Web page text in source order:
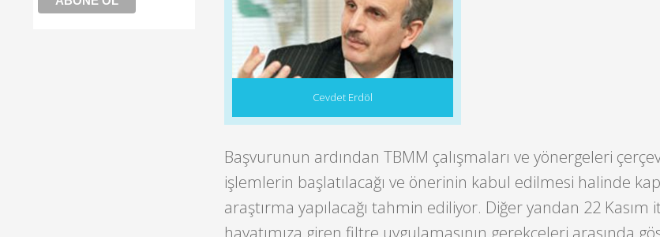
Cevdet Erdöl
Başvurunun ardından TBMM çalışmaları ve yönergeleri
işlemlerin başlatılacağı ve önerinin kabul edilmesi halinde
araştırma yapılacağı tahmin ediliyor. Diğer yandan 22 Kasım
hayatımıza giren filtre uygulamasının gerekçeleri arasında